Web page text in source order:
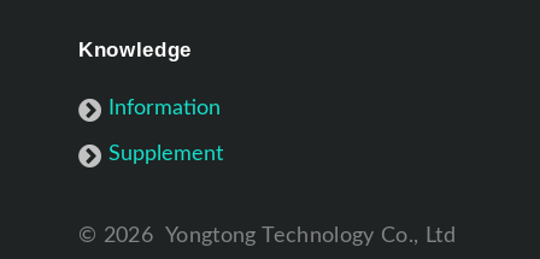
Knowledge
Information
Supplement
© 2026 Yongtong Technology Co., Ltd